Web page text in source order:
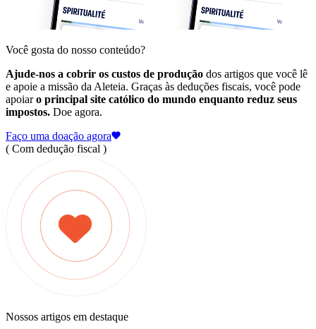
Você gosta do nosso conteúdo?
Ajude-nos a cobrir os custos de produção dos artigos que você lê
e apoie a missão da Aleteia. Graças às deduções fiscais, você pode
apoiaro principal site católico do mundo enquanto reduz seus
impostos. Doe agora.
Faço uma doação agora
( Com dedução fiscal )
Nossos artigos em destaque